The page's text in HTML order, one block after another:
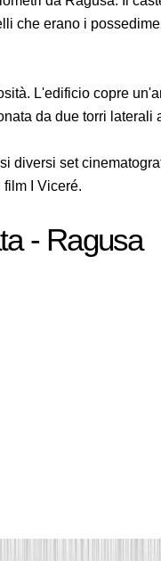
che erano i
L'edificio copre
da due torri laterali
diversi set
I Viceré.
- Ragusa